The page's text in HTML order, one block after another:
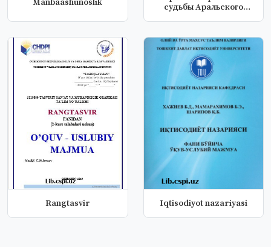
Manbaashunoslik
судьбы Аральского
Rangtasvir Iqtisodiyot nazariyasi